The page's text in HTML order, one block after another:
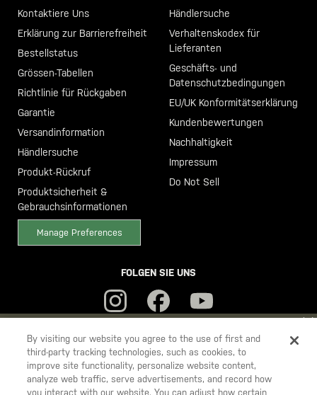
YOU ARE SHOPPING ON OURDEUTSCHLANDSITE. WOULD YOU
LIKE TO SHIP TO ANOTHER COUNTRY?
STAY ONDEUTSCHLAND
Kontaktiere Uns
Erklärung zur Barrierefreiheit
Bestellstatus
Grössen-Tabellen
Richtlinie für Rückgaben
Garantie
Versandinformation
Händlersuche
Produkt-Rückruf
Produktsicherheit &
Gebrauchsinformationen
Manage Preferences
Händlersuche
Verhaltenskodex für
Lieferanten
Geschäfts- und
Datenschutzbedingungen
EU/UK Konformitätserklärung
Kundenbewertungen
Nachhaltigkeit
Impressum
Do Not Sell
FOLGEN SIE UNS
5.11
Tactical
By visiting our website you agree to the use of first and
third-party tracking technologies, such as cookies, to
improve site functionality, personalize website content,
analyze web traffic, serve advertisements, and record how
you interact with our website. You can adjust how certain